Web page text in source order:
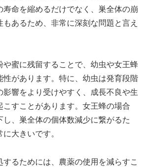
寿命を縮めるだけでなく、巣全体の崩
あるため、非常に深刻な問題と言え
や蜜に残留することで、幼虫や女王蜂
性があります。特に、幼虫は発育段階
影響をより受けやすく、成長不良や生
こすことがあります。女王蜂の場合
し、巣全体の個体数減少に繋がるた
大きいです。
するためには、農薬の使用を減らすこ